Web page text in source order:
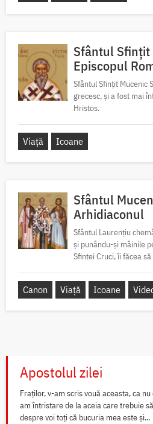
Sfântul Sfințit
Episcopul
Sfântul Sfințit Mucenic
grecesc, și a fost mai
Hristos.
Viață Icoane
Sfântul
Arhidiaconul
Sfântul Laurențiu
și punându-și mâinile
Sfintei Cruci, îi făcea să
Canon Viață Icoane
Apostolul zilei
Fraților, v-am scris vouă aceasta, ca
am întristare de la aceia care trebuie
despre voi toți că bucuria mea este și...